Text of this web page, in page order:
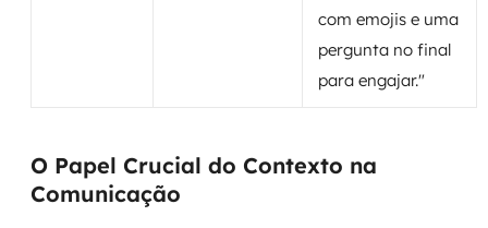
com emojis e uma
pergunta no final
para engajar."
O Papel Crucial do Contexto na
Comunicação